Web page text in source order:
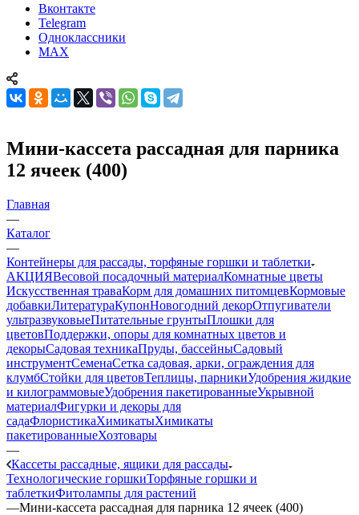
Вконтакте
Telegram
Одноклассники
MAX
Мини-кассета рассадная для парника
12 ячеек (400)
Главная
—
Каталог
—
Контейнеры для рассады, торфяные горшки и таблетки
АКЦИЯВесовой посадочный материалКомнатные цветы
Искусственная траваКорм для домашних питомцевКормовые
добавкиЛитератураКупонНовогодний декорОтпугиватели
ультразвуковыеПитательные грунтыПлошки для
цветовПоддержки, опоры для комнатных цветов и
декорыСадовая техникаПруды, бассейныСадовый
инструментСеменаСетка садовая, арки, ограждения для
клумбСтойки для цветовТеплицы, парникиУдобрения жидкие
и килограммовыеУдобрения пакетированныеУкрывной
материалФигурки и декоры для
садаФлористикаХимикатыХимикаты
пакетированныеХозтовары
—
Кассеты рассадные, ящики для рассады
Технологические горшкиТорфяные горшки и
таблеткиФитолампы для растений
—Мини-кассета рассадная для парника 12 ячеек (400)